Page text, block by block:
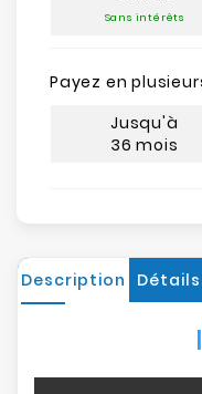
Sans intérêts
Payez en
Jusqu'à
36 mois
Description Détails